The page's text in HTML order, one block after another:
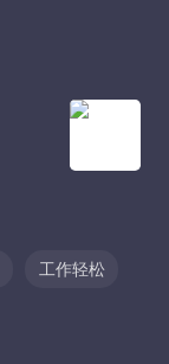
工作轻松